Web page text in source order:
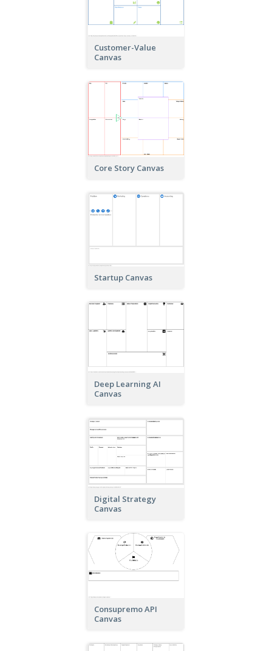
Customer-Value
Canvas
Core Story Canvas
Startup Canvas
Deep Learning AI
Canvas
Digital Strategy
Canvas
Consupremo API
Canvas